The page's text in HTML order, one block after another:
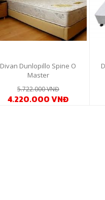
Divan Dunlopillo Spine O
Master
5.722.000 VNĐ
4.220.000 VNĐ